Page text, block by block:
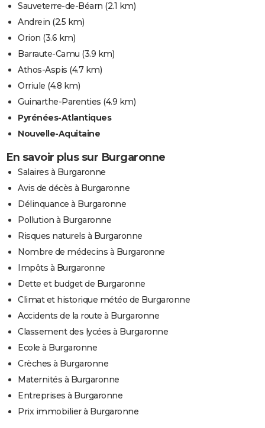
Sauveterre-de-Béarn (2.1 km)
Andrein (2.5 km)
Orion (3.6 km)
Barraute-Camu (3.9 km)
Athos-Aspis (4.7 km)
Orriule (4.8 km)
Guinarthe-Parenties (4.9 km)
Pyrénées-Atlantiques
Nouvelle-Aquitaine
En savoir plus sur Burgaronne
Salaires à Burgaronne
Avis de décès à Burgaronne
Délinquance à Burgaronne
Pollution à Burgaronne
Risques naturels à Burgaronne
Nombre de médecins à Burgaronne
Impôts à Burgaronne
Dette et budget de Burgaronne
Climat et historique météo de Burgaronne
Accidents de la route à Burgaronne
Classement des lycées à Burgaronne
Ecole à Burgaronne
Crèches à Burgaronne
Maternités à Burgaronne
Entreprises à Burgaronne
Prix immobilier à Burgaronne